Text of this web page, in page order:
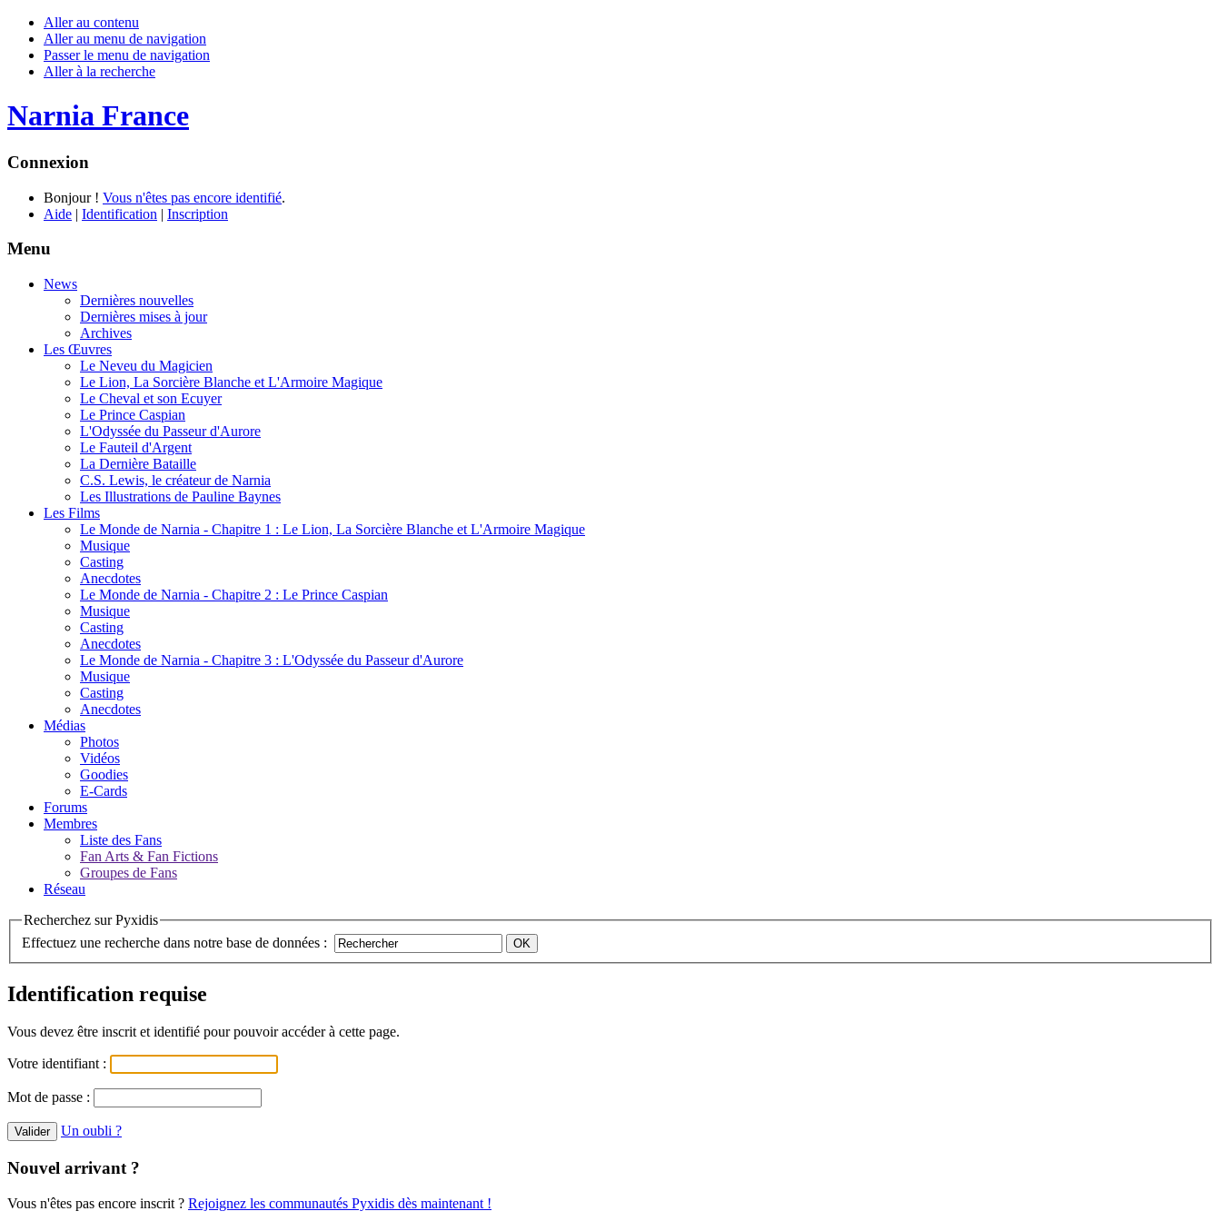
Aller au contenu
Aller au menu de navigation
Passer le menu de navigation
Aller à la recherche
Narnia France
Connexion
Bonjour ! Vous n'êtes pas encore identifié.
Aide | Identification | Inscription
Menu
News
Dernières nouvelles
Dernières mises à jour
Archives
Les Œuvres
Le Neveu du Magicien
Le Lion, La Sorcière Blanche et L'Armoire Magique
Le Cheval et son Ecuyer
Le Prince Caspian
L'Odyssée du Passeur d'Aurore
Le Fauteil d'Argent
La Dernière Bataille
C.S. Lewis, le créateur de Narnia
Les Illustrations de Pauline Baynes
Les Films
Le Monde de Narnia - Chapitre 1 : Le Lion, La Sorcière Blanche et L'Armoire Magique
Musique
Casting
Anecdotes
Le Monde de Narnia - Chapitre 2 : Le Prince Caspian
Musique
Casting
Anecdotes
Le Monde de Narnia - Chapitre 3 : L'Odyssée du Passeur d'Aurore
Musique
Casting
Anecdotes
Médias
Photos
Vidéos
Goodies
E-Cards
Forums
Membres
Liste des Fans
Fan Arts & Fan Fictions
Groupes de Fans
Réseau
Recherchez sur Pyxidis
Effectuez une recherche dans notre base de données :
Identification requise
Vous devez être inscrit et identifié pour pouvoir accéder à cette page.
Votre identifiant :
Mot de passe :
Un oubli ?
Nouvel arrivant ?
Vous n'êtes pas encore inscrit ? Rejoignez les communautés Pyxidis dès maintenant !